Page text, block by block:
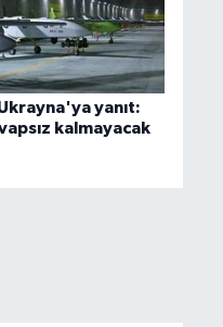
yanıt:
kalmayacak